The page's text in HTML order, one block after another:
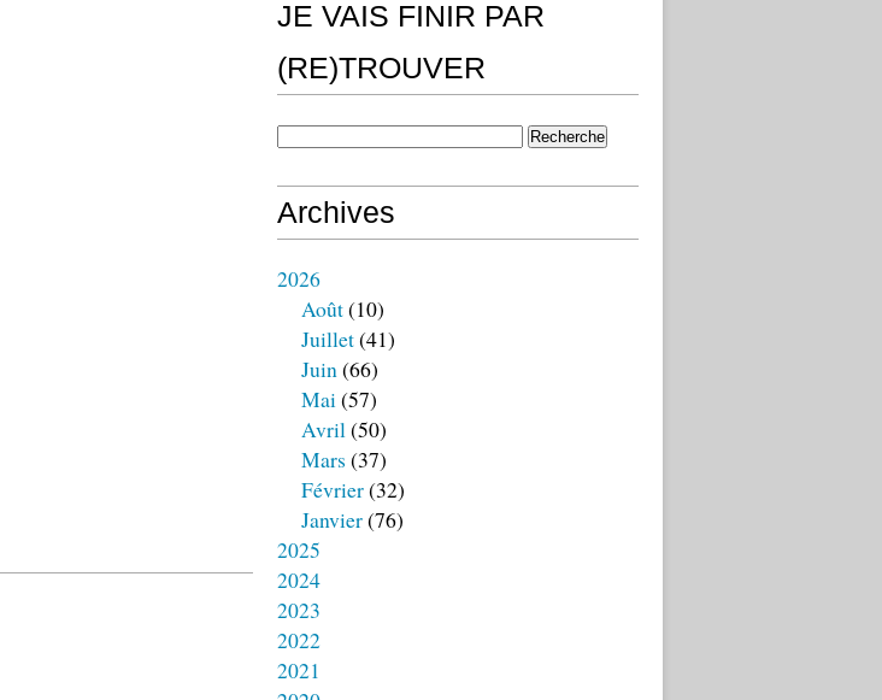
JE VAIS FINIR PAR
(RE)TROUVER
Archives
2026
Août(10)
Juillet(41)
Juin(66)
Mai(57)
Avril(50)
Mars (37)
Février(32)
Janvier(76)
2025
2024
2023
2022
2021